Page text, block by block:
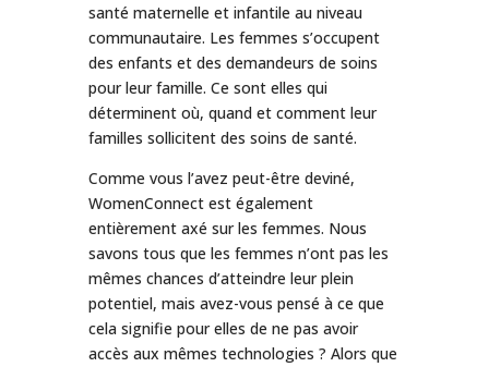
santé maternelle et infantile au niveau
communautaire. Les femmes s’occupent
des enfants et des demandeurs de soins
pour leur famille. Ce sont elles qui
déterminent où, quand et comment leur
familles sollicitent des soins de santé.
Comme vous l’avez peut-être deviné,
WomenConnect est également
entièrement axé sur les femmes. Nous
savons tous que les femmes n’ont pas les
mêmes chances d’atteindre leur plein
potentiel, mais avez-vous pensé à ce que
cela signifie pour elles de ne pas avoir
accès aux mêmes technologies ? Alors que